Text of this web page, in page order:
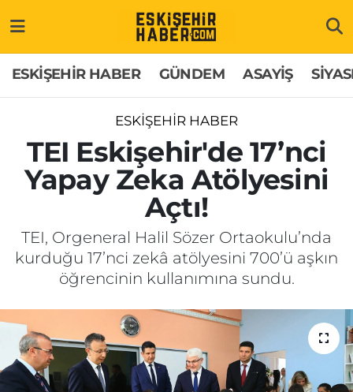
ESKİŞEHİR HABER GÜNDEM ASAYİŞ
ESKİŞEHİR HABER
TEI Eskişehir'de 17’nci
Yapay Zeka Atölyesini
Açtı!
TEI, Orgeneral Halil Sözer Ortaokulu’nda
kurduğu 17’nci zekâ atölyesini 700’ü aşkın
öğrencinin kullanımına sundu.
GÜNDEM
ASAYİŞ
SİYASET
SAĞLIK
SPOR
MAGAZİN
Hakkımızda
İletişim
Künye
Odunpazarı Trafik Yoğunluk Haritası
Süper Lig Puan Durumu ve Fikstür
Tüm Manşetler
Son Dakika Haberleri
Haber Arşivi